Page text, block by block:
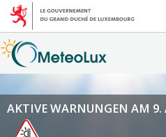
AKTIVE WARNUNGEN AM 9.